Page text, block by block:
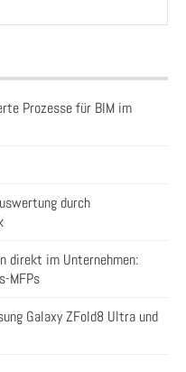
Prozesse für BIM im
durch
direkt im Unternehmen:
MFPs
Galaxy ZFold8 Ultra und